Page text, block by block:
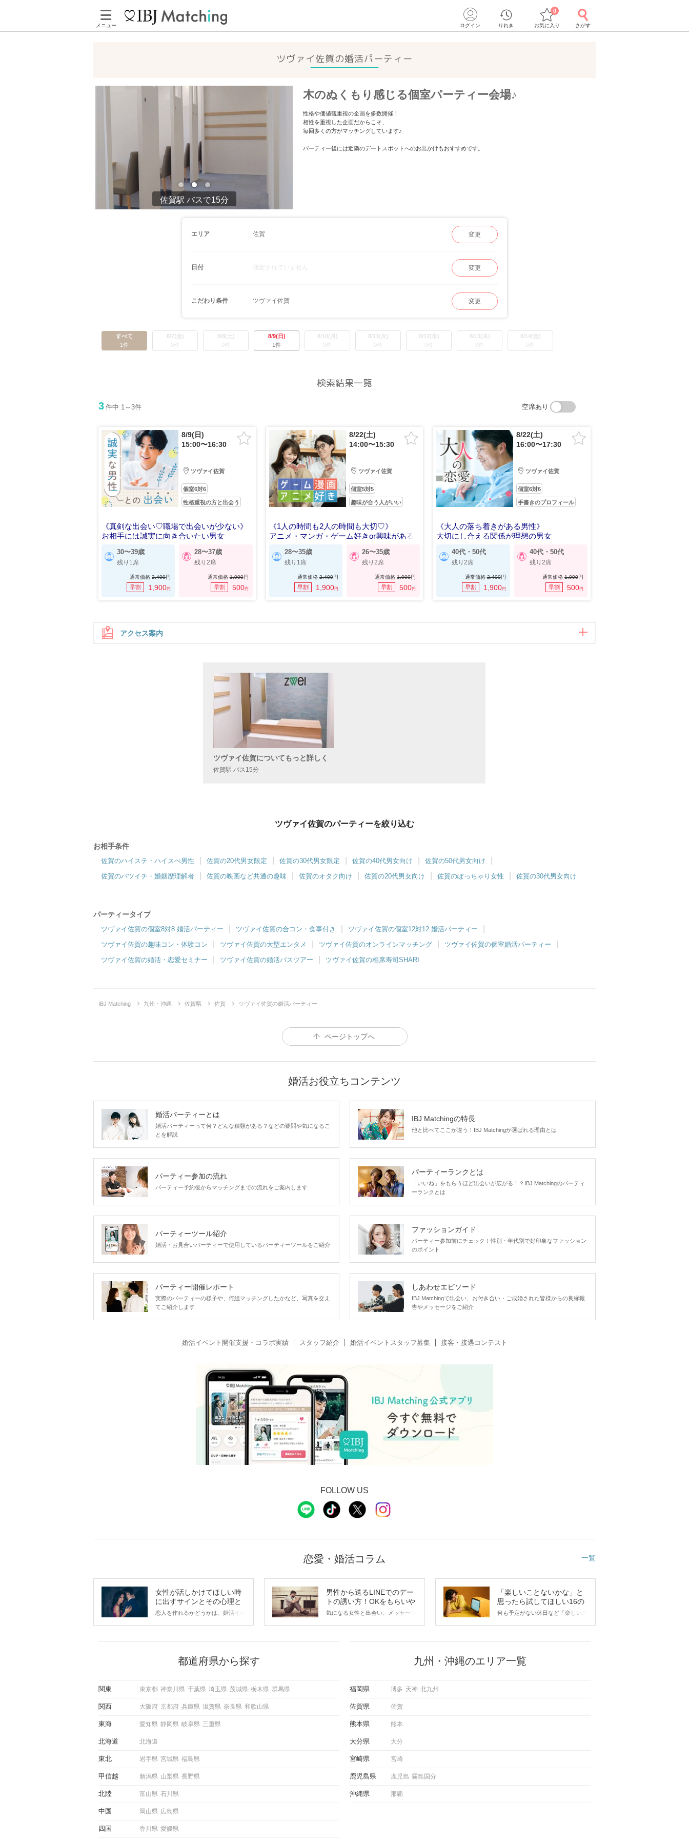
メニュー ログイン りれき お気に入り
0
さがす
ツヴァイ佐賀の婚活パーティー
佐賀駅 バスで15分
木のぬくもり感じる個室パーティー会場♪
性格や価値観重視の企画を多数開催！
相性を重視した企画だからこそ、
毎回多くの方がマッチングしています♪
パーティー後には近隣のデートスポットへのお出かけもおすすめです。
エリア 佐賀 変更
日付 指定されていません 変更
こだわり条件 ツヴァイ佐賀 変更
すべて
1件
8/7(金)
0件
8/8(土)
0件
8/9(日)
1件
8/10(月)
0件
8/11(火)
0件
8/12(水)
0件
8/13(木)
0件
8/14(金)
0件
検索結果一覧
3 件中 1～3件 空席あり
8/9(日)
15:00〜16:30
ツヴァイ佐賀
個室6対6
性格重視の方と出会う
《真剣な出会い♡職場で出会いが少ない》
お相手には誠実に向き合いたい男女
30〜39歳
残り1席
通常価格2,400円
早割 1,900円
28〜37歳
残り2席
通常価格1,000円
早割 500円
8/22(土)
14:00〜15:30
ツヴァイ佐賀
個室5対5
趣味が合う人がいい
《1人の時間も2人の時間も大切♡》
アニメ・マンガ・ゲーム好きor興味がある
28〜35歳
残り1席
通常価格 2,400円
早割 1,900円
26〜35歳
残り2席
通常価格1,000円
早割 500円
8/22(土)
16:00〜17:30
ツヴァイ佐賀
個室6対6
手書きのプロフィール
《大人の落ち着きがある男性》
大切にし合える関係が理想の男女
40代・50代
残り2席
通常価格2,400円
早割 1,900円
40代・50代
残り2席
通常価格 1,000円
早割 500円
アクセス案内
〒840-8551 佐賀県佐賀市巨勢町大字牛島730
ツヴァイ佐賀についてもっと詳しく
佐賀駅 バス15分
ツヴァイ佐賀のパーティーを絞り込む
お相手条件
佐賀のハイステ・ハイスぺ男性 佐賀の20代男女限定 佐賀の30代男女限定 佐賀の40代男女向け
佐賀の50代男女向け
佐賀のバツイチ・婚姻歴理解者
佐賀の映画など共通の趣味 佐賀のオタク向け 佐賀の20代男女向け 佐賀のぽっちゃり女性 佐賀の30代男女向け
パーティータイプ
ツヴァイ佐賀の個室8対8 婚活パーティー ツヴァイ佐賀の合コン・食事付き
ツヴァイ佐賀の個室12対12 婚活パーティー
ツヴァイ佐賀の趣味コン・体験コン
ツヴァイ佐賀の大型エンタメ ツヴァイ佐賀のオンラインマッチング
ツヴァイ佐賀の個室婚活パーティー
ツヴァイ佐賀の婚活・恋愛セミナー
ツヴァイ佐賀の婚活バスツアー ツヴァイ佐賀の相席寿司SHARI
IBJ Matching 九州・沖縄 佐賀県 佐賀 ツヴァイ佐賀の婚活パーティー
ページトップへ
婚活お役立ちコンテンツ
婚活パーティーとは
婚活パーティーって何？どんな種類がある？などの疑問や気になるこ
とを解説
IBJ Matchingの特長
他と比べてここが違う！IBJ Matchingが選ばれる理由とは
パーティー参加の流れ
パーティー予約後からマッチングまでの流れをご案内します
パーティーランクとは
「いいね」をもらうほど出会いが広がる！？IBJ Matchingのパーティ
ーランクとは
パーティーツール紹介
婚活・お見合いパーティーで使用しているパーティーツールをご紹介
ファッションガイド
パーティー参加前にチェック！性別・年代別で好印象なファッション
のポイント
パーティー開催レポート
実際のパーティーの様子や、何組マッチングしたかなど、写真を交え
てご紹介します
しあわせエピソード
IBJ Matchingで出会い、お付き合い・ご成婚された皆様からの良縁報
告やメッセージをご紹介
婚活イベント開催支援・コラボ実績 スタッフ紹介 婚活イベントスタッフ募集 接客・接遇コンテスト
FOLLOW US
恋愛・婚活コラム 一覧
女性が話しかけてほしい時
に出すサインとその心理と
は？
恋人を作れるかどうかは、婚活イベ
から恋人作りを本格的に始めようと
している方は、女性が異性を求めて
この記事では、女性が話しかけて欲
しく解説した後、婚活イベントで実
ような行動に繋げるべきかをご紹介
男性から送るLINEでのデー
トの誘い方！OKをもらいや
すいメッセージのコツは？
気になる女性と出会い、メッセージ
も混じえながら解説するので、ぜひ
「楽しいことないかな」と
思ったら試してほしい16の
こと
何も予定がない休日など「楽しいこ
になれる対処法から、恋愛・自分磨
き・趣味などジャンル別の楽しいこ
都道府県から探す
関東 東京都 神奈川県 千葉県 埼玉県 茨城県 栃木県 群馬県
関西 大阪府 京都府 兵庫県 滋賀県 奈良県 和歌山県
東海 愛知県 静岡県 岐阜県 三重県
北海道 北海道
東北 岩手県 宮城県 福島県
甲信越 新潟県 山梨県 長野県
北陸 富山県 石川県
中国 岡山県 広島県
四国 香川県 愛媛県
九州・沖縄のエリア一覧
福岡県 博多 天神 北九州
佐賀県 佐賀
熊本県 熊本
大分県 大分
宮崎県 宮崎
鹿児島県 鹿児島 霧島国分
沖縄県 那覇